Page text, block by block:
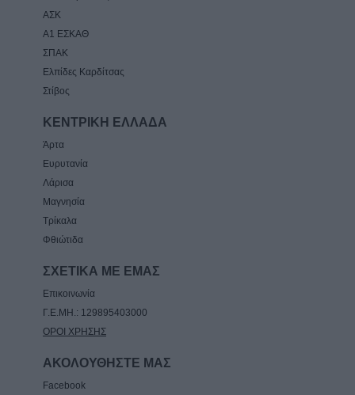
ΑΣΚ
Α1 ΕΣΚΑΘ
ΣΠΑΚ
Ελπίδες Καρδίτσας
Στίβος
ΚΕΝΤΡΙΚΗ ΕΛΛΑΔΑ
Άρτα
Ευρυτανία
Λάρισα
Μαγνησία
Τρίκαλα
Φθιώτιδα
ΣΧΕΤΙΚΑ ΜΕ ΕΜΑΣ
Επικοινωνία
Γ.Ε.ΜΗ.: 129895403000
ΟΡΟΙ ΧΡΗΣΗΣ
ΑΚΟΛΟΥΘΗΣΤΕ ΜΑΣ
Facebook